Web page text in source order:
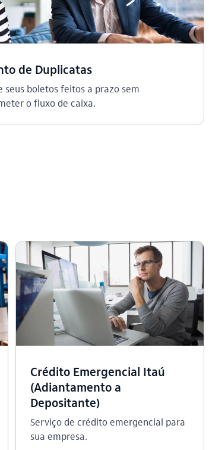
de Duplicatas
seus boletos feitos a prazo sem
o fluxo de caixa.
Crédito Emergencial Itaú
(Adiantamento a
Depositante)
Serviço de crédito emergencial para
sua empresa.